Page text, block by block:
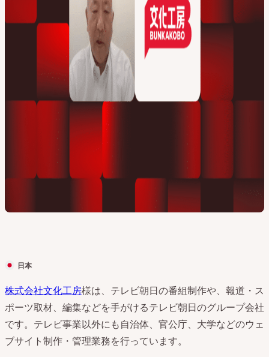
ラ
イ
ア
ン
日本
株式会社文化工房様は、テレビ朝日の番組制作や、報道・ス
ポーツ取材、編集などを手がけるテレビ朝日のグループ会社
です。テレビ事業以外にも自治体、官公庁、大学などのウェ
ブサイト制作・管理業務を行っています。